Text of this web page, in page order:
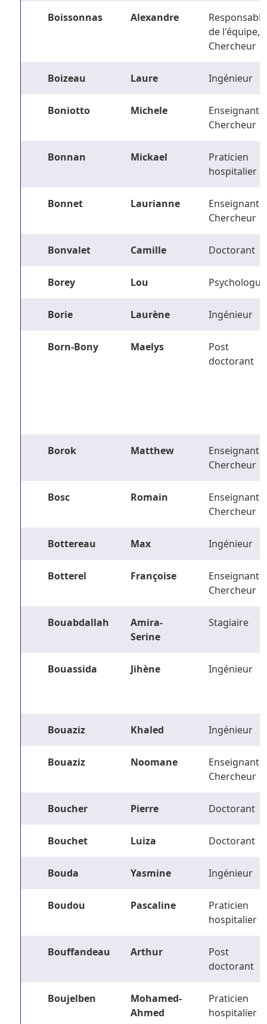
Boissonnas Alexandre
Responsable
de l'équipe,
Chercheur
Boizeau Laure Ingénieur
Boniotto Michele
Enseignant-
Chercheur
Bonnan Mickael
Praticien
hospitalier
Bonnet Laurianne
Enseignant-
Chercheur
Bonvalet Camille Doctorant
Borey Lou Psychologue
Borie Laurène Ingénieur
Born-Bony Maelys
Post
doctorant
Borok Matthew
Enseignant-
Chercheur
Bosc Romain
Enseignant-
Chercheur
Bottereau Max Ingénieur
Botterel Françoise
Enseignant-
Chercheur
Bouabdallah
Amira-
Serine
Stagiaire
Bouassida Jihène Ingénieur
Bouaziz Khaled Ingénieur
Bouaziz Noomane
Enseignant-
Chercheur
Boucher Pierre Doctorant
Bouchet Luiza Doctorant
Bouda Yasmine Ingénieur
Boudou Pascaline
Praticien
hospitalier
Bouffandeau Arthur
Post
doctorant
Boujelben
Mohamed-
Ahmed
Praticien
hospitalier